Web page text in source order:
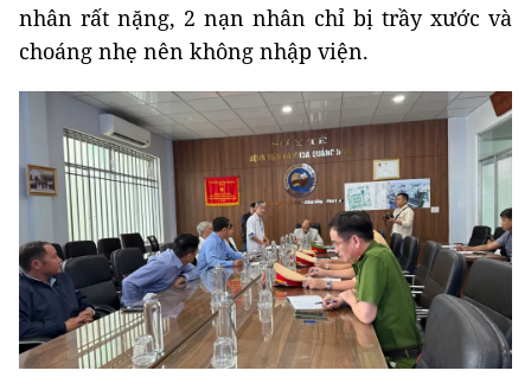
nhân rất nặng, 2 nạn nhân chỉ bị trầy xước và
choáng nhẹ nên không nhập viện.